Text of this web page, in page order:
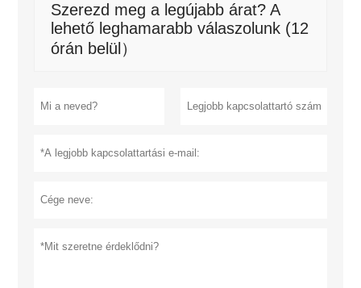
Szerezd meg a legújabb árat? A
lehető leghamarabb válaszolunk (12
órán belül）